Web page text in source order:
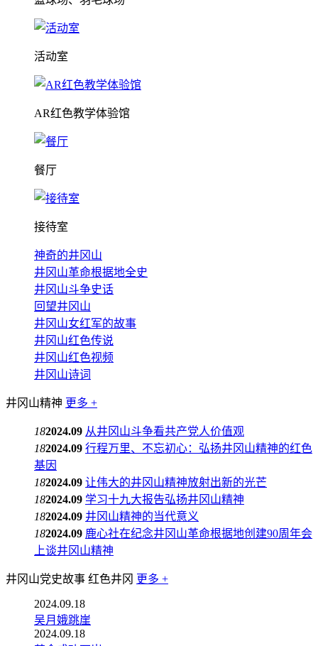
活动室
AR红色教学体验馆
餐厅
接待室
神奇的井冈山
井冈山革命根据地全史
井冈山斗争史话
回望井冈山
井冈山女红军的故事
井冈山红色传说
井冈山红色视频
井冈山诗词
井冈山精神 更多 +
182024.09 从井冈山斗争看共产党人价值观
182024.09 行程万里、不忘初心：弘扬井冈山精神的红色
基因
182024.09 让伟大的井冈山精神放射出新的光芒
182024.09 学习十九大报告弘扬井冈山精神
182024.09 井冈山精神的当代意义
182024.09 鹿心社在纪念井冈山革命根据地创建90周年会
上谈井冈山精神
井冈山党史故事 红色井冈 更多 +
2024.09.18
吴月娥跳崖
2024.09.18